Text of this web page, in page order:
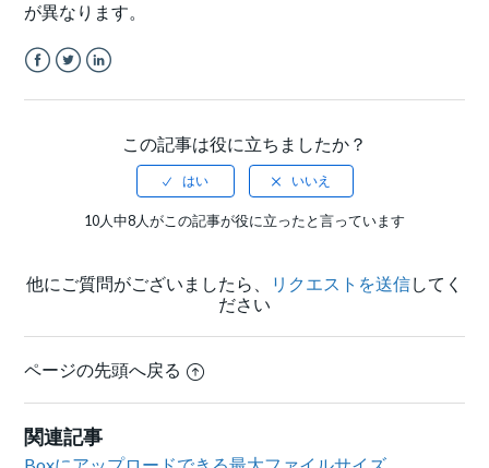
が異なります。
この記事は役に立ちましたか？
10人中8人がこの記事が役に立ったと言っています
他にご質問がございましたら、 リクエストを送信してく
ださい
ページの先頭へ戻る
関連記事